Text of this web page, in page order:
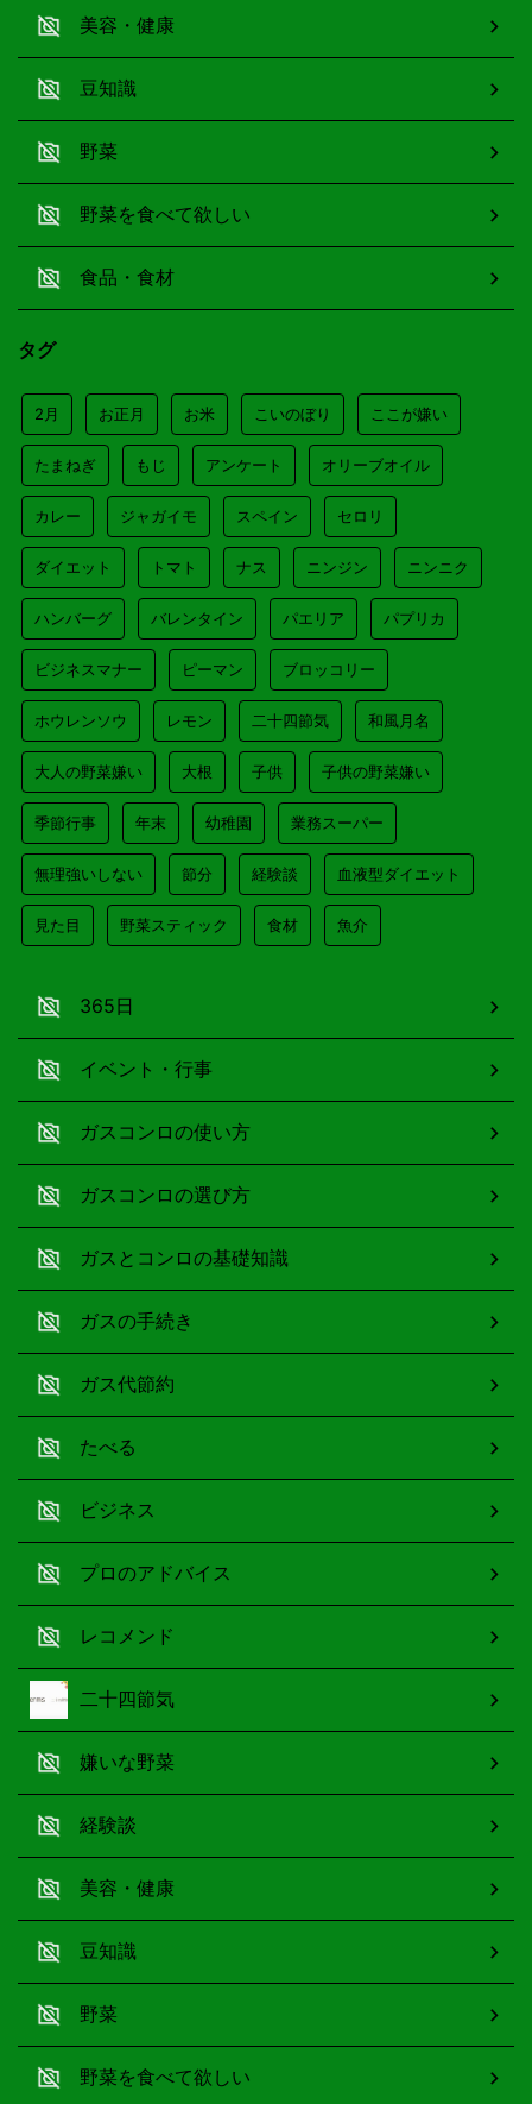
美容・健康
豆知識
野菜
野菜を食べて欲しい
食品・食材
タグ
2月 お正月 お米 こいのぼり ここが嫌い
たまねぎ もじ アンケート オリーブオイル
カレー ジャガイモ スペイン セロリ
ダイエット トマト ナス ニンジン ニンニク
ハンバーグ バレンタイン パエリア パプリカ
ビジネスマナー ピーマン ブロッコリー
ホウレンソウ レモン 二十四節気 和風月名
大人の野菜嫌い 大根 子供 子供の野菜嫌い
季節行事 年末 幼稚園 業務スーパー
無理強いしない 節分 経験談 血液型ダイエット
見た目 野菜スティック 食材 魚介
365日
イベント・行事
ガスコンロの使い方
ガスコンロの選び方
ガスとコンロの基礎知識
ガスの手続き
ガス代節約
たべる
ビジネス
プロのアドバイス
レコメンド
二十四節気
嫌いな野菜
経験談
美容・健康
豆知識
野菜
野菜を食べて欲しい